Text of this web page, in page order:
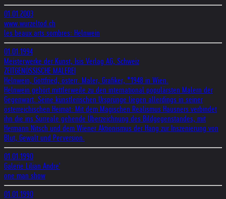
01.01.2003
www.wurzeltod.ch
les beaux arts sombres: Helnwein
01.01.1994
Meisterwerke der Kunst, Isis Verlag AG, Schweiz
ZEITGENÖSSISCHE MALEREI
Helnwein, Gottfried, österr. Maler, Grafiker, *1948 in Wien.
Helnwein gehört mittlerweile zu den international populärsten Malern der
Gegenwart. Seine künstlerischen Ursprünge liegen allerdings in seiner
österreichischen Heimat: Mit dem Magischen Realismus Hausners verbindet
ihn die ins Surreale gehende Überzeichnung des Bildgegenstandes, mit
Hermann Nitsch und dem Wiener Aktionismus der Hang zur Inszenierung von
Blut, Gewalt und Perversion.
01.01.1990
Galerie Lilian Andre'
one man show
01.01.1990